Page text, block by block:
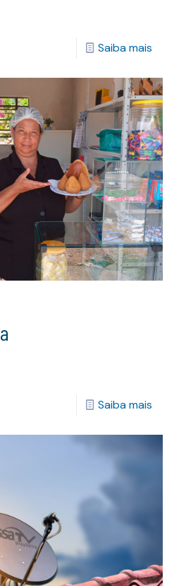
Saiba mais
Saiba mais